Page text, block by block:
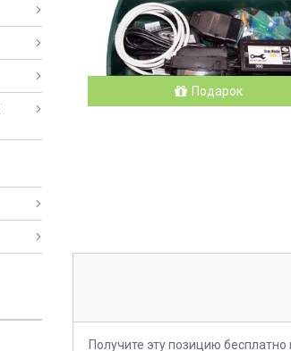
Подарок
Получите эту позицию